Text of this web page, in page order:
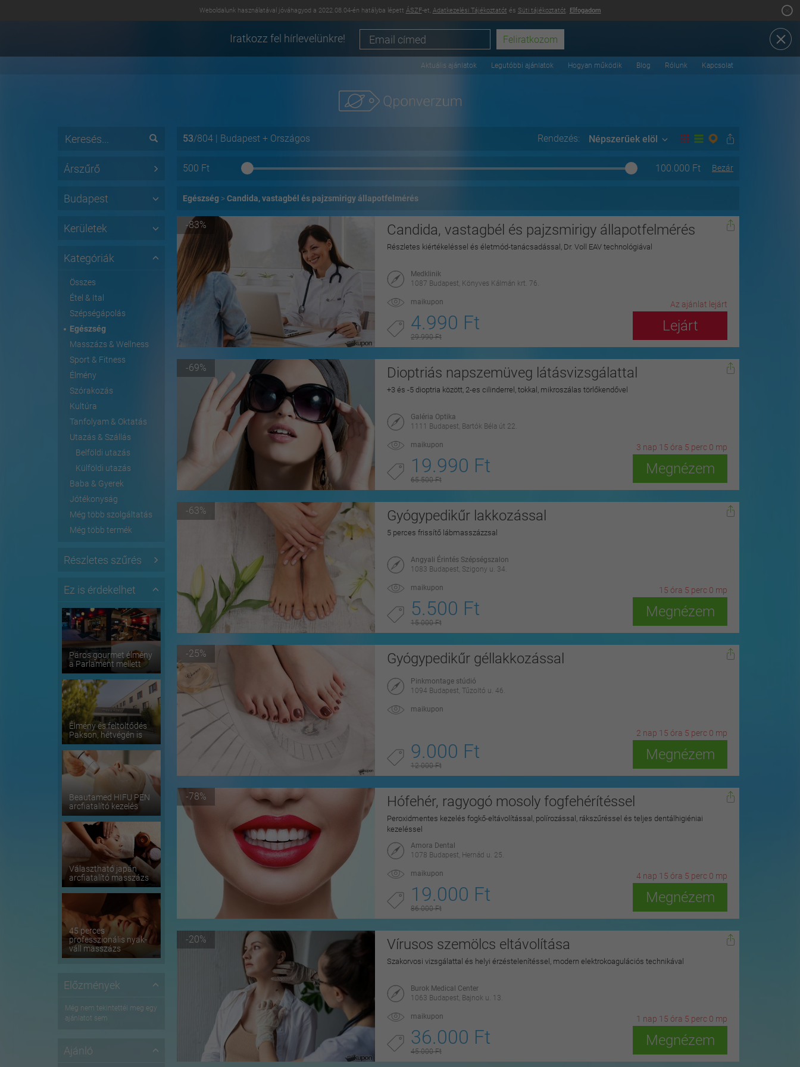
Weboldalunk használatával jóváhagyod a 2022.08.04-én hatályba lépett ÁSZF-et, Adatkezelési Tájékoztatót és Süti tájékoztatót. Elfogadom
Iratkozz fel hírlevelünkre!
Aktuális ajánlatok Legutóbbi ajánlatok Hogyan működik Blog Rólunk Kapcsolat
Árszűrő
Budapest
Kerületek
Kategóriák
Összes
Étel & Ital
Szépségápolás
Egészség
Masszázs & Wellness
Sport & Fitness
Élmény
Szórakozás
Kultúra
Tanfolyam & Oktatás
Utazás & Szállás
Belföldi utazás
Külföldi utazás
Baba & Gyerek
Jótékonyság
Még több szolgáltatás
Még több termék
Részletes szűrés
Ez is érdekelhet
Páros gourmet élmény
a Parlament mellett
Élmény és feltöltődés
Pakson, hétvégén is
Beautamed HIFU PEN
arcfiatalító kezelés
Választható japán
arcfiatalító masszázs
45 perces
professzionális nyak-
váll masszázs
Előzmények
Még nem tekintettél meg egy
ajánlatot sem
Ajánló
53/804 | Budapest + Országos Rendezés: Népszerűek elöl
500 Ft Bezár
100.000 Ft
Egészség Candida, vastagbél és pajzsmirigy állapotfelmérés
-83% Candida, vastagbél és pajzsmirigy állapotfelmérés
Részletes kiértékeléssel és életmód-tanácsadással, Dr. Voll EAV technológiával
Medklinik
1087 Budapest, Könyves Kálmán krt. 76.
maikupon Az ajánlat lejárt
4.990 Ft
29.990 Ft
Lejárt
-69% Dioptriás napszemüveg látásvizsgálattal
+3 és -5 dioptria között, 2-es cilinderrel, tokkal, mikroszálas törlőkendővel
Galéria Optika
1111 Budapest, Bartók Béla út 22.
maikupon 3n ap15ó ra4p erc58 mp
19.990 Ft
65.500 Ft
Megnézem
-63% Gyógypedikűr lakkozással
5 perces frissítő lábmasszázzsal
Angyali Érintés Szépségszalon
1083 Budapest, Szigony u. 34.
maikupon 15ó ra4p erc58 mp
5.500 Ft
15.000 Ft
Megnézem
-25% Gyógypedikűr géllakkozással
Pinkmontage stúdió
1094 Budapest, Tűzoltó u. 46.
maikupon
2n ap15ó ra4p erc58 mp
9.000 Ft
12.000 Ft
Megnézem
-78% Hófehér, ragyogó mosoly fogfehérítéssel
Peroxidmentes kezelés fogkő-eltávolítással, polírozással, rákszűréssel és teljes dentálhigiéniai
kezeléssel
Amora Dental
1078 Budapest, Hernád u. 25.
maikupon 4n ap15ó ra4p erc58 mp
19.000 Ft
86.000 Ft
Megnézem
-20% Vírusos szemölcs eltávolítása
Szakorvosi vizsgálattal és helyi érzéstelenítéssel, modern elektrokoagulációs technikával
Burok Medical Center
1063 Budapest, Bajnok u. 13.
maikupon 1n ap15ó ra4p erc58 mp
36.000 Ft
45.000 Ft
Megnézem